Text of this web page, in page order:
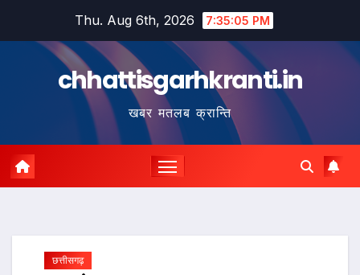
Thu. Aug 6th, 2026 7:35:06 PM
chhattisgarhkranti.in
खबर मतलब क्रान्ति
छत्तीसगढ़